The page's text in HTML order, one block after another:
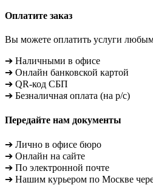
Оплатите заказ
Вы можете оплатить услуги
➔ Наличными в офисе
➔ Онлайн банковской картой
➔ QR-код СБП
➔ Безналичная оплата (на р/с)
Передайте нам документы
➔ Лично в офисе бюро
➔ Онлайн на сайте
➔ По электронной почте
➔ Нашим курьером по Москве